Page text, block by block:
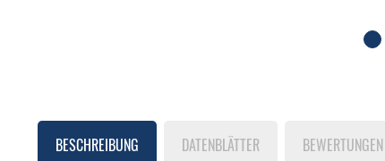
BESCHREIBUNG DATENBLÄTTER BEWERTUNGEN